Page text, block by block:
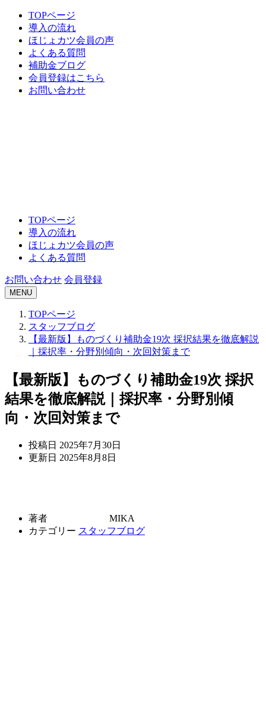
TOPページ
導入の流れ
ほじょカツ会員の声
よくある質問
補助金ブログ
会員登録はこちら
お問い合わせ
TOPページ
導入の流れ
ほじょカツ会員の声
よくある質問
お問い合わせ 会員登録
MENU
TOPページ
スタッフブログ
【最新版】ものづくり補助金19次 採択結果を徹底解説
｜採択率・分野別傾向・次回対策まで
【最新版】ものづくり補助金19次 採択
結果を徹底解説｜採択率・分野別傾
向・次回対策まで
投稿日 2025年7月30日
更新日 2025年8月8日
著者
MIKA
カテゴリー スタッフブログ